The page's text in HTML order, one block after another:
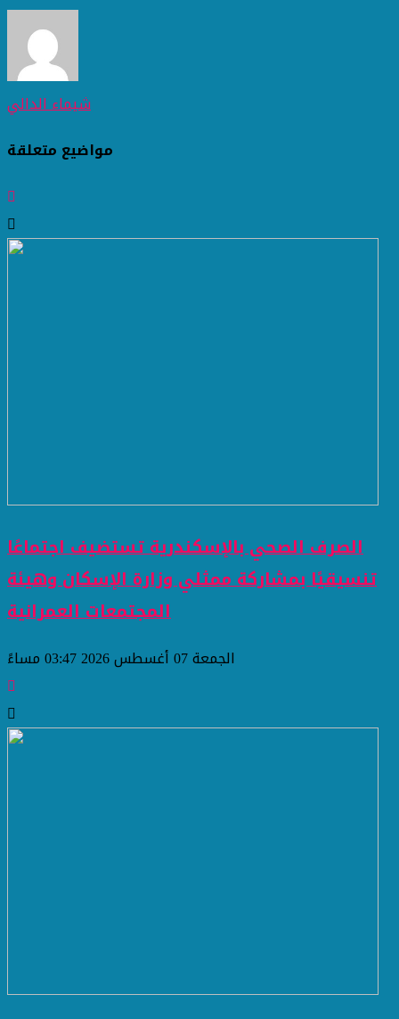
شيماء الدالي
مواضيع متعلقة
الصرف الصحي بالإسكندرية تستضيف اجتماعًا
تنسيقيًا بمشاركة ممثلي وزارة الإسكان وهيئة
المجتمعات العمرانية
الجمعة 07 أغسطس 2026 03:47 مساءً